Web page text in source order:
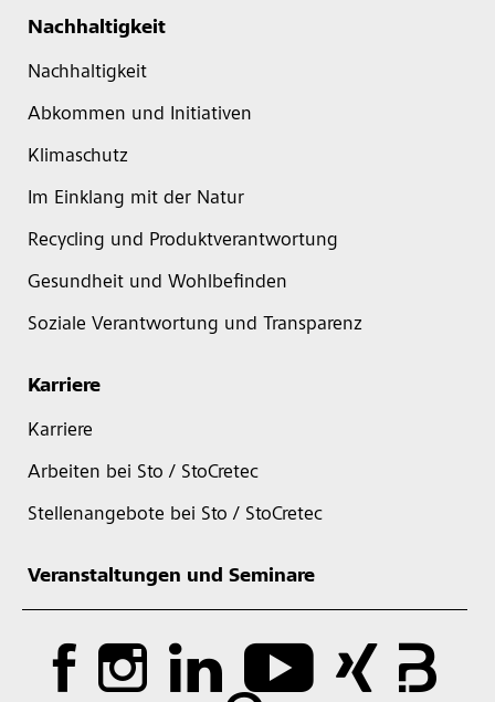
Nachhaltigkeit
Nachhaltigkeit
Abkommen und Initiativen
Klimaschutz
Im Einklang mit der Natur
Recycling und Produktverantwortung
Gesundheit und Wohlbefinden
Soziale Verantwortung und Transparenz
Karriere
Karriere
Arbeiten bei Sto / StoCretec
Stellenangebote bei Sto / StoCretec
Veranstaltungen und Seminare